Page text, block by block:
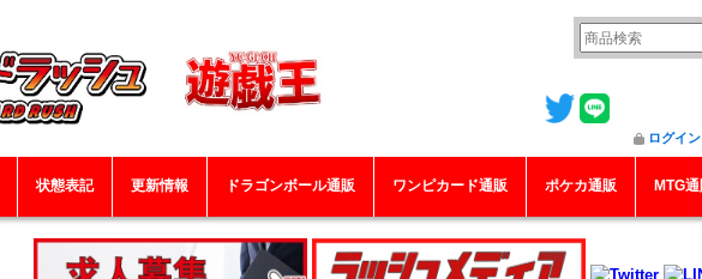
ログイン
状態表記 更新情報 ドラゴンボール通販 ワンピカード通販 ポケカ通販 MTG